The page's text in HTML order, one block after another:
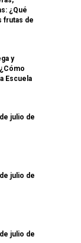
¿Qué
frutas de
y
Escuela
julio de
julio de
julio de